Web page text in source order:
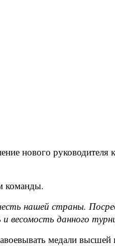
нового руководителя
команды.
нашей страны.
весомость данного
медали